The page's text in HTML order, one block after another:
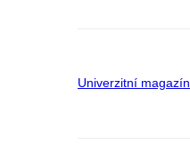
Univerzitní magazín